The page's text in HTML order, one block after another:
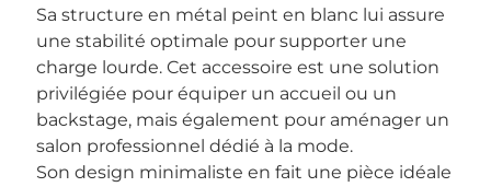
Sa structure en métal peint en blanc lui assure
une stabilité optimale pour supporter une
charge lourde. Cet accessoire est une solution
privilégiée pour équiper un accueil ou un
backstage, mais également pour aménager un
salon professionnel dédié à la mode.
Son design minimaliste en fait une pièce idéale